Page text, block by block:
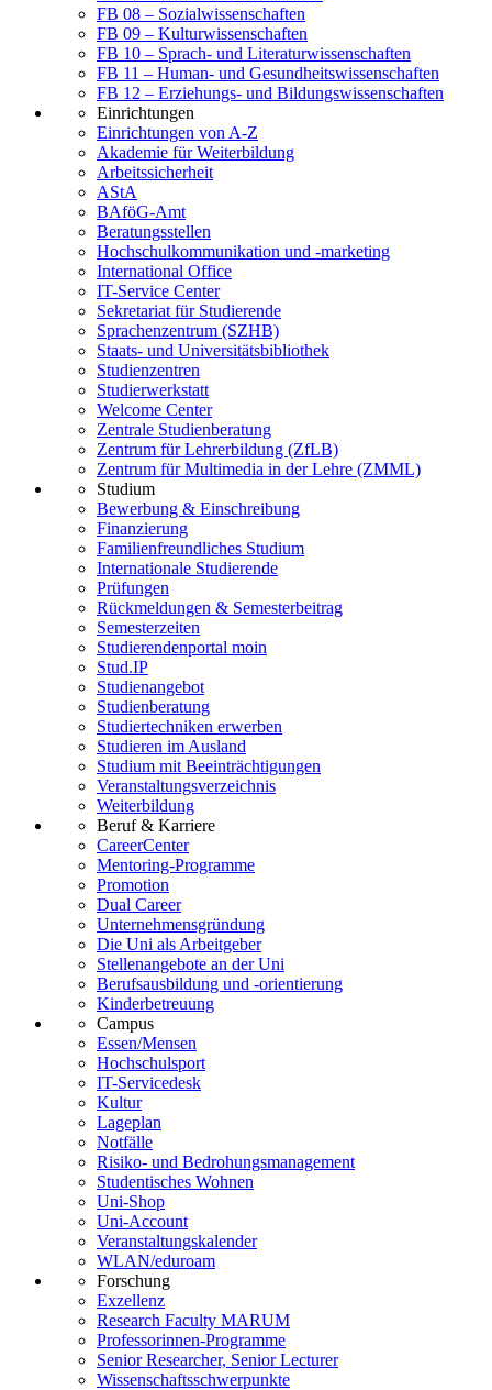
FB 08 – Sozialwissenschaften
FB 09 – Kulturwissenschaften
FB 10 – Sprach- und Literaturwissenschaften
FB 11 – Human- und Gesundheitswissenschaften
FB 12 – Erziehungs- und Bildungswissenschaften
Einrichtungen
Einrichtungen von A-Z
Akademie für Weiterbildung
Arbeitssicherheit
AStA
BAföG-Amt
Beratungsstellen
Hochschulkommunikation und -marketing
International Office
IT-Service Center
Sekretariat für Studierende
Sprachenzentrum (SZHB)
Staats- und Universitätsbibliothek
Studienzentren
Studierwerkstatt
Welcome Center
Zentrale Studienberatung
Zentrum für Lehrerbildung (ZfLB)
Zentrum für Multimedia in der Lehre (ZMML)
Studium
Bewerbung & Einschreibung
Finanzierung
Familienfreundliches Studium
Internationale Studierende
Prüfungen
Rückmeldungen & Semesterbeitrag
Semesterzeiten
Studierendenportal moin
Stud.IP
Studienangebot
Studienberatung
Studiertechniken erwerben
Studieren im Ausland
Studium mit Beeinträchtigungen
Veranstaltungsverzeichnis
Weiterbildung
Beruf & Karriere
CareerCenter
Mentoring-Programme
Promotion
Dual Career
Unternehmensgründung
Die Uni als Arbeitgeber
Stellenangebote an der Uni
Berufsausbildung und -orientierung
Kinderbetreuung
Campus
Essen/Mensen
Hochschulsport
IT-Servicedesk
Kultur
Lageplan
Notfälle
Risiko- und Bedrohungsmanagement
Studentisches Wohnen
Uni-Shop
Uni-Account
Veranstaltungskalender
WLAN/eduroam
Forschung
Exzellenz
Research Faculty MARUM
Professorinnen-Programme
Senior Researcher, Senior Lecturer
Wissenschaftsschwerpunkte